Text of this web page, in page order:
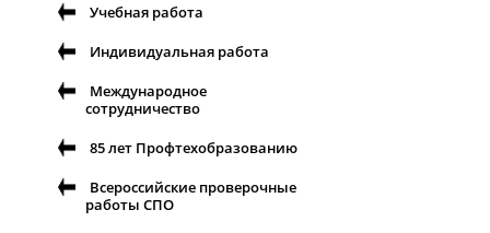
Учебная работа
Индивидуальная работа
Международное
сотрудничество
85 лет Профтехобразованию
Всероссийские проверочные
работы СПО